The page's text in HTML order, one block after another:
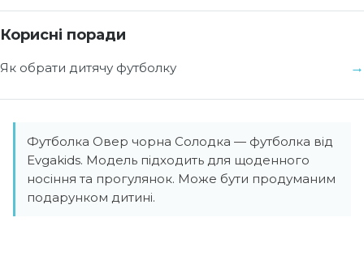
Корисні поради
Як обрати дитячу футболку
Футболка Овер чорна Солодка — футболка від
Evgakids. Модель підходить для щоденного
носіння та прогулянок. Може бути продуманим
подарунком дитині.